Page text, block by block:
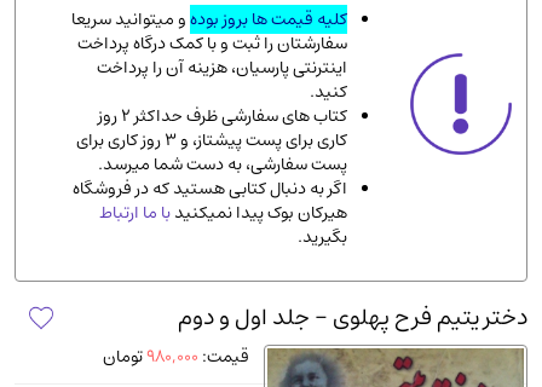
فلسفه و جامعه شناسی(151)
ادبیات و شعر
ادیان و مذاهب
دانشگاهی و آموزشی
اقتصادی، بازاریابی و مالی(56)
پزشکی(140)
کامپیوتر و نرم افزار(13)
ورزشی و تربیت بدنی (34)
کلیه قیمت ها بروز بودهو میتوانید سریعا
سفارشتان را ثبت و با کمک درگاه پرداخت
اینترنتی پارسیان، هزینه آن را پرداخت
کنید.
کتاب های سفارشی ظرف حداکثر 2 روز
کاری برای پست پیشتاز، و 3 روز کاری برای
پست سفارشی، به دست شما میرسد.
اگر به دنبال کتابی هستید که در فروشگاه
هیرکان بوک پیدا نمیکنیدبا ما ارتباط
بگیرید.
دختر یتیم فرح پهلوی - جلد اول و دوم
قیمت: 980,000تومان